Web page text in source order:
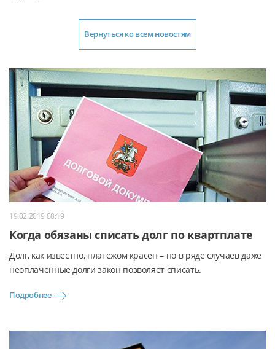
Вернуться ко всем новостям
19.02.2019 08:19
Когда обязаны списать долг по квартплате
Долг, как известно, платежом красен – но в ряде случаев даже
неоплаченные долги закон позволяет списать.
Подробнее